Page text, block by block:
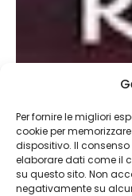
Per fornire le migliori
cookie per
dispositivo. Il
elaborare dati come il
su questo sito. Non
negativamente su